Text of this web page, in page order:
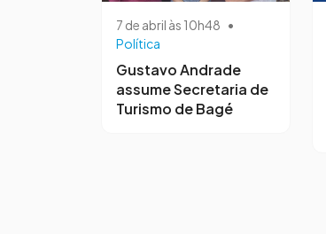
7 de abril às 10h48 •
Política
Gustavo Andrade
assume Secretaria de
Turismo de Bagé